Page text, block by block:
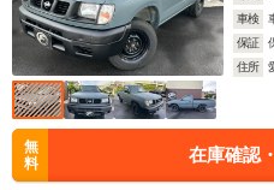
車検
保証
住所
無
料
在庫確認